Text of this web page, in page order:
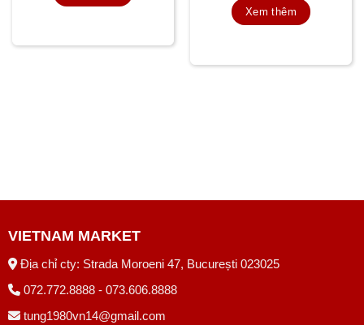
Xem thêm
VIETNAM MARKET
Địa chỉ cty: Strada Moroeni 47, București 023025
072.772.8888 - 073.606.8888
tung1980vn14@gmail.com